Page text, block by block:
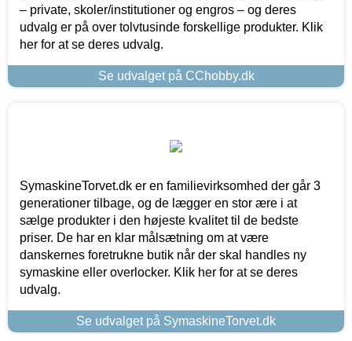
– private, skoler/institutioner og engros – og deres
udvalg er på over tolvtusinde forskellige produkter. Klik
her for at se deres udvalg.
Se udvalget på CChobby.dk
SymaskineTorvet.dk er en familievirksomhed der går 3
generationer tilbage, og de lægger en stor ære i at
sælge produkter i den højeste kvalitet til de bedste
priser. De har en klar målsætning om at være
danskernes foretrukne butik når der skal handles ny
symaskine eller overlocker. Klik her for at se deres
udvalg.
Se udvalget på SymaskineTorvet.dk